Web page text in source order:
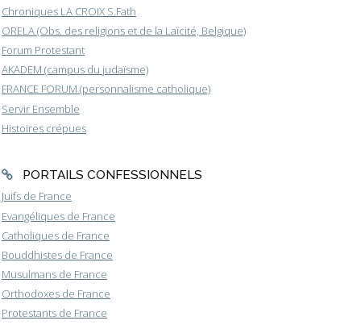
Chroniques LA CROIX S.Fath
ORELA (Obs. des religions et de la Laïcité, Belgique)
Forum Protestant
AKADEM (campus du judaïsme)
FRANCE FORUM (personnalisme catholique)
Servir Ensemble
Histoires crépues
PORTAILS CONFESSIONNELS
Juifs de France
Evangéliques de France
Catholiques de France
Bouddhistes de France
Musulmans de France
Orthodoxes de France
Protestants de France